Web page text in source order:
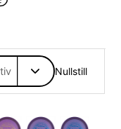
Nullstill